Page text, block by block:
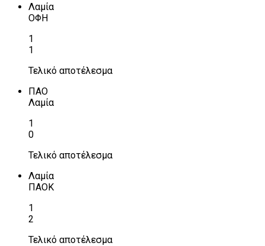
Λαμία
ΟΦΗ
1
1
Τελικό αποτέλεσμα
ΠΑΟ
Λαμία
1
0
Τελικό αποτέλεσμα
Λαμία
ΠΑΟΚ
1
2
Τελικό αποτέλεσμα